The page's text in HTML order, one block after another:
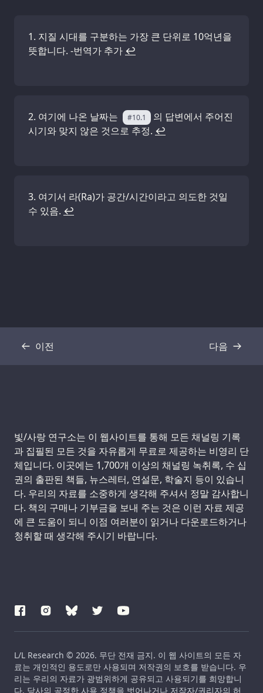
지질 시대를 구분하는 가장 큰 단위로 10억년을
뜻합니다. -번역가 추가 ↩
여기에 나온 날짜는 #10.1
의 답변에서 주어진
시기와 맞지 않은 것으로 추정. ↩
여기서 라(Ra)가 공간/시간이라고 의도한 것일
수 있음. ↩
이전
기록 다음
기록
Support us:
빛/사랑 연구소는 이 웹사이트를 통해 모든 채널링 기록
과 집필된 모든 것을 자유롭게 무료로 제공하는 비영리 단
체입니다. 이곳에는 1,700개 이상의 채널링 녹취록, 수 십
권의 출판된 책들, 뉴스레터, 연설문, 학술지 등이 있습니
다. 우리의 자료를 소중하게 생각해 주셔서 정말 감사합니
다. 책의 구매나 기부금을 보내 주는 것은 이런 자료 제공
에 큰 도움이 되니 이점 여러분이 읽거나 다운로드하거나
청취할 때 생각해 주시기 바랍니다.
L/L Research © 2026. 무단 전재 금지. 이 웹 사이트의 모든 자
료는 개인적인 용도로만 사용되며 저작권의 보호를 받습니다. 우
리는 우리의 자료가 광범위하게 공유되고 사용되기를 희망합니
다. 당사의 공정한 사용 정책을 벗어나거나 저작자/권리자의 허